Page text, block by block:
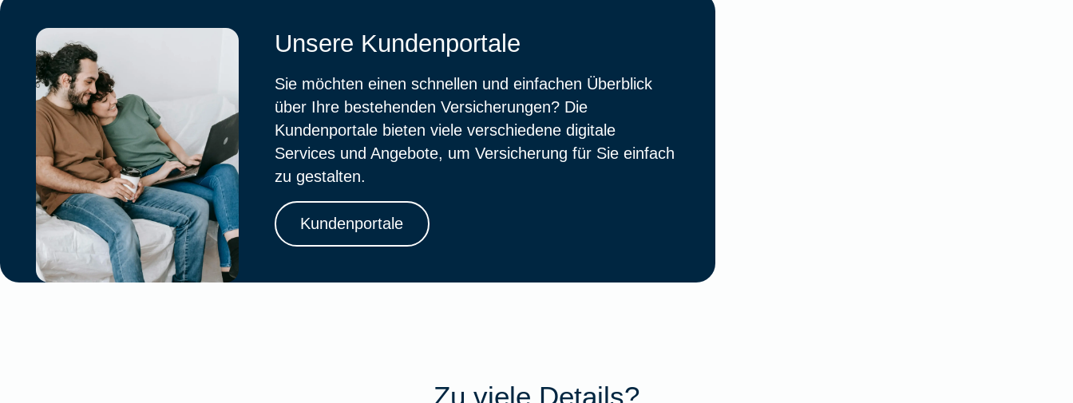
Unsere Kundenportale
Sie möchten einen schnellen und einfachen Überblick
über Ihre bestehenden Versicherungen? Die
Kundenportale bieten viele verschiedene digitale
Services und Angebote, um Versicherung für Sie einfach
zu gestalten.
Kundenportale
Zu viele Details?